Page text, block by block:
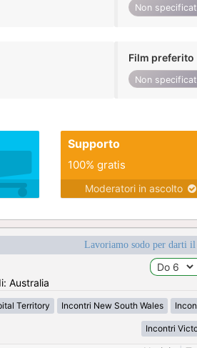
Non
Film preferito
Non
Supporto
100% gratis
Moderatori in ascolto
Lavoriamo sodo per darti
Australia
Territory Incontri New South Wales
Incontri